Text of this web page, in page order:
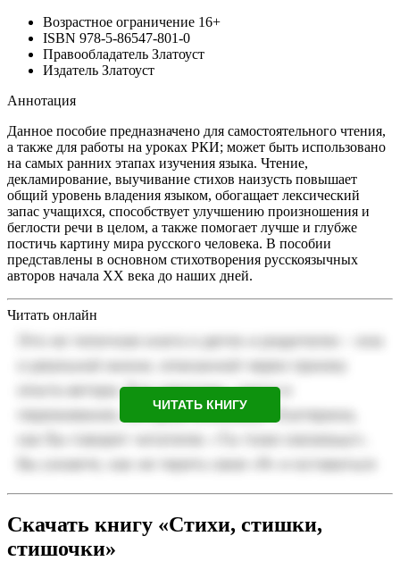
Возрастное ограничение 16+
ISBN 978-5-86547-801-0
Правообладатель Златоуст
Издатель Златоуст
Аннотация
Данное пособие предназначено для самостоятельного чтения,
а также для работы на уроках РКИ; может быть использовано
на самых ранних этапах изучения языка. Чтение,
декламирование, выучивание стихов наизусть повышает
общий уровень владения языком, обогащает лексический
запас учащихся, способствует улучшению произношения и
беглости речи в целом, а также помогает лучше и глубже
постичь картину мира русского человека. В пособии
представлены в основном стихотворения русскоязычных
авторов начала XX века до наших дней.
Читать онлайн
ЧИТАТЬ КНИГУ
Скачать книгу «Стихи, стишки,
стишочки»